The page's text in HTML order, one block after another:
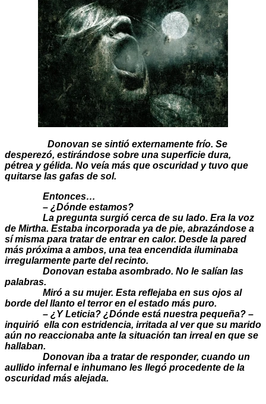
Donovan se sintió externamente frío. Se
desperezó, estirándose sobre una superficie dura,
pétrea y gélida. No veía más que oscuridad y tuvo que
quitarse las gafas de sol.
Entonces…
– ¿Dónde estamos?
La pregunta surgió cerca de su lado. Era la voz
de Mirtha. Estaba incorporada ya de pie, abrazándose a
sí misma para tratar de entrar en calor. Desde la pared
más próxima a ambos, una tea encendida iluminaba
irregularmente parte del recinto.
Donovan estaba asombrado. No le salían las
palabras.
Miró a su mujer. Esta reflejaba en sus ojos al
borde del llanto el terror en el estado más puro.
– ¿Y Leticia? ¿Dónde está nuestra pequeña? –
inquirió ella con estridencia, irritada al ver que su marido
aún no reaccionaba ante la situación tan irreal en que se
hallaban.
Donovan iba a tratar de responder, cuando un
aullido infernal e inhumano les llegó procedente de la
oscuridad más alejada.